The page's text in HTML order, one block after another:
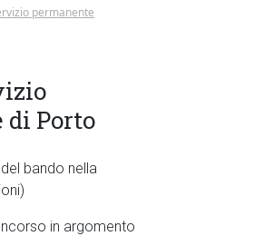
permanente
Porto
bando nella
in argomento